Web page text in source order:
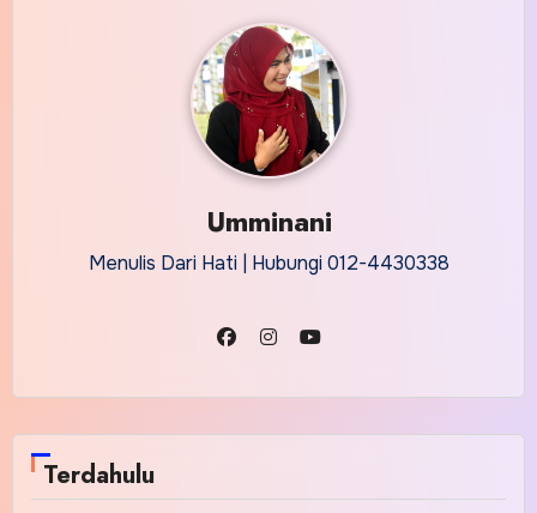
Umminani
Menulis Dari Hati | Hubungi 012-4430338
Terdahulu